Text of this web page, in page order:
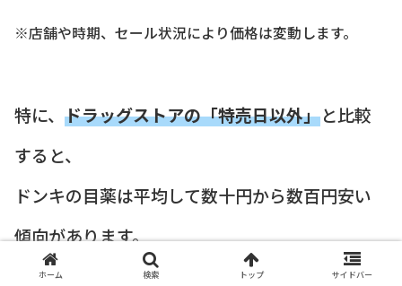
※店舗や時期、セール状況により価格は変動します。
特に、 ドラッグストアの「特売日以外」と比較
すると、
ドンキの目薬は平均して数十円から数百円安い
傾向があります。
特売日を狙う手間を考えれば、いつでも安価に
ホーム 検索 トップ サイドバー